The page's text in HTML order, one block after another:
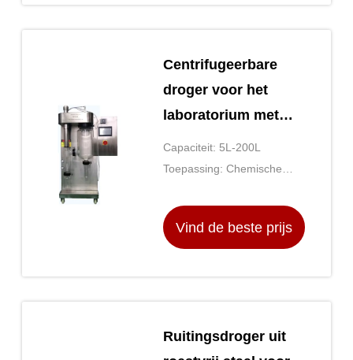
Centrifugeerbare
droger voor het
laboratorium met
een substraat van
roestvrijstalen
Capaciteit: 5L-200L
Toepassing: Chemische
die, Voedselverwerking
verwerken verwerken
Vind de beste prijs
Ruitingsdroger uit